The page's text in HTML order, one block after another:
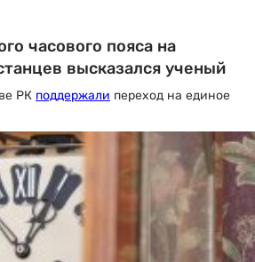
часового пояса на
высказался ученый
РК поддержали переход на единое